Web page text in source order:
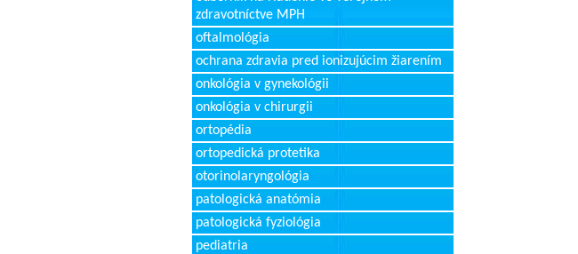
zdravotníctve MPH
oftalmológia
ochrana zdravia pred ionizujúcim žiarením
onkológia v gynekológii
onkológia v chirurgii
ortopédia
ortopedická protetika
otorinolaryngológia
patologická anatómia
patologická fyziológia
pediatria